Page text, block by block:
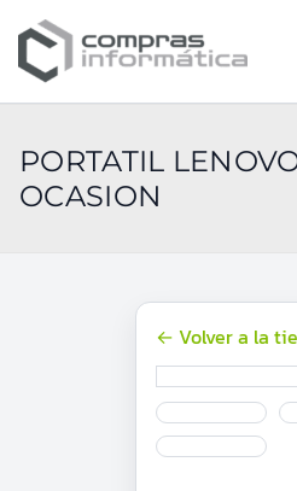
PORTATIL
OCASION
← Volver a la